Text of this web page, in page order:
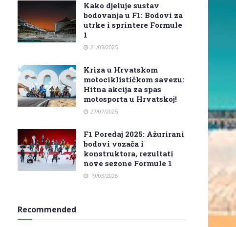
Kako djeluje sustav
bodovanja u F1: Bodovi za
utrke i sprintere Formule
1
21/03/2025
Kriza u Hrvatskom
motociklističkom savezu:
Hitna akcija za spas
motosporta u Hrvatskoj!
27/07/2025
F1 Poredaj 2025: Ažurirani
bodovi vozača i
konstruktora, rezultati
nove sezone Formule 1
19/03/2025
Recommended